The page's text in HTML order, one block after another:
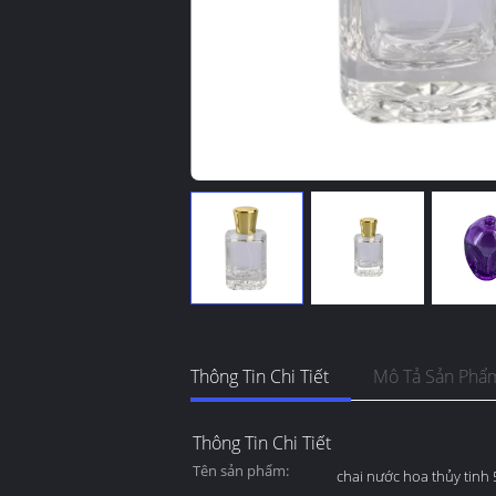
Thông Tin Chi Tiết Mô Tả Sản
Thông Tin Chi Tiết
Tên sản phẩm: chai nước hoa thủy tinh